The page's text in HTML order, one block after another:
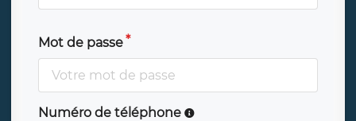
Mot de passe
Numéro de téléphone